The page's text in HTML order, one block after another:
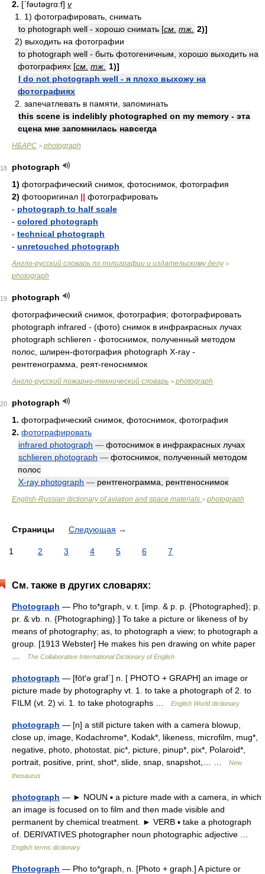
2. [ʹfəʋtəgrɑ:f] v
1. 1) фотографировать, снимать
to photograph well - хорошо снимать [см. тж. 2)]
2) выходить на фотографии
to photograph well - быть фотогеничным, хорошо выходить на
фотографиях [см. тж.
1)]
I do not photograph well - я плохо выхожу на
фотографиях
2. запечатлевать в памяти, запоминать
this scene is indelibly photographed on my memory - эта
сцена мне запомнилась навсегда
НБАРС > photograph
18
photograph
1) фотографический снимок, фотоснимок, фотография
2) фотооригинал || фотографировать
- photograph to half scale
- colored photograph
- technical photograph
- unretouched photograph
Англо-русский словарь по полиграфии и издательскому делу>
photograph
19
photograph
фотографический снимок, фотография; фотографировать
photograph infrared - (фото) снимок в инфракрасных лучах
photograph schlieren - фотоснимок, полученный методом
полос, шлирен-фотография photograph X-ray -
рентгенограмма, реят-геноснммок
Англо-русский пожарно-технический словарь > photograph
20
photograph
1. фотографический снимок, фотоснимок, фотография
2. фотографировать
infrared photograph — фотоснимок в инфракрасных лучах
schlieren photograph — фотоснимок, полученный методом
полос
X-ray photograph — рентгенограмма, рентгеноснимок
English-Russian dictionary of aviation and space materials > photograph
Страницы Следующая →
1 2 3 4 5 6 7
См. также в других словарях:
Photograph — Pho to*graph, v. t. [imp. & p. p. {Photographed}; p.
pr. & vb. n. {Photographing}.] To take a picture or likeness of by
means of photography; as, to photograph a view; to photograph a
group. [1913 Webster] He makes his pen drawing on white paper
The Collaborative International Dictionary of English
photograph — [fōt′ə graf΄] n. [ PHOTO + GRAPH] an image or
picture made by photography vt. 1. to take a photograph of 2. to
FILM (vt. 2) vi. 1. to take photographs …
English World dictionary
photograph — [n] a still picture taken with a camera blowup,
close up, image, Kodachrome*, Kodak*, likeness, microfilm, mug*,
negative, photo, photostat, pic*, picture, pinup*, pix*, Polaroid*,
portrait, positive, print, shot*, slide, snap, snapshot,… …
New
thesaurus
photograph — ► NOUN ▪ a picture made with a camera, in which
an image is focused on to film and then made visible and
permanent by chemical treatment. ► VERB ▪ take a photograph
of. DERIVATIVES photographer noun photographic adjective …
English terms dictionary
Photograph — Pho to*graph, n. [Photo + graph.] A picture or